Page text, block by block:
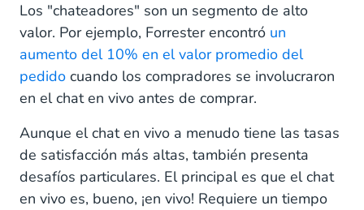
Los "chateadores" son un segmento de alto
valor. Por ejemplo, Forrester encontró un
aumento del 10% en el valor promedio del
pedido cuando los compradores se involucraron
en el chat en vivo antes de comprar.
Aunque el chat en vivo a menudo tiene las tasas
de satisfacción más altas, también presenta
desafíos particulares. El principal es que el chat
en vivo es, bueno, ¡en vivo! Requiere un tiempo